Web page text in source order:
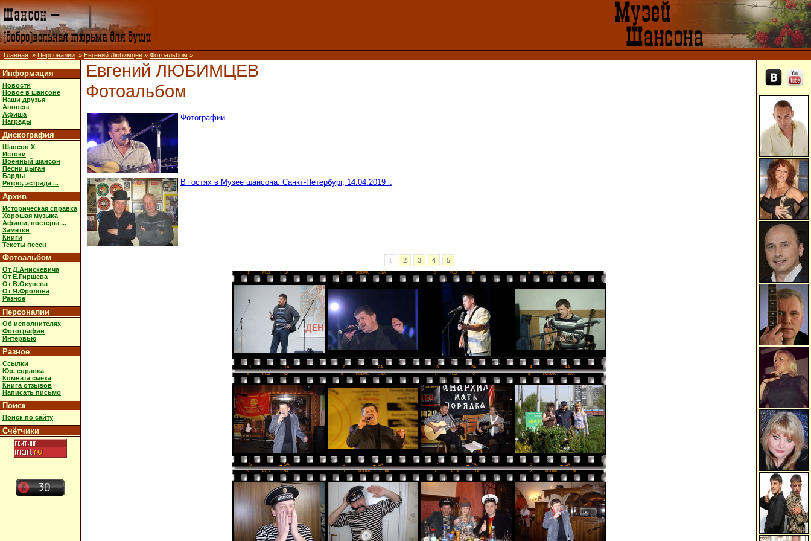
Главная » Персоналии » Евгений Любимцев » Фотоальбом »
Информация
Новости
Новое в шансоне
Наши друзья
Анонсы
Афиша
Награды
Дискография
Шансон X
Истоки
Военный шансон
Песни цыган
Барды
Ретро, эстрада ...
Архив
Историческая справка
Хорошая музыка
Афиши, постеры ...
Заметки
Книги
Тексты песен
Фотоальбом
От Д.Анискевича
От Е.Гиршева
От В.Окунева
От Я.Фролова
Разное
Персоналии
Об исполнителях
Фотографии
Интервью
Разное
Ссылки
Юр. справка
Комната смеха
Книга отзывов
Написать письмо
Поиск
Поиск по сайту
Счётчики
Евгений ЛЮБИМЦЕВ
Фотоальбом
Фотографии
В гостях в Музее шансона. Санкт-Петербург, 14.04.2019 г.
1 2 3 4 5
1 FUJI → 1A 2 KODAK → 2A 3 FUJI → 3A 4 KODAK → 4A
1 → 1A 2 → 2A 3 → 3A 4 → 4A
5 FUJI → 5A 6 KODAK → 6A 7 FUJI → 7A 8 KODAK → 8A
5 → 5A 6 → 6A 7 → 7A 8 → 8A
9 FUJI → 9A 10 KODAK → 10A 11 FUJI → 11A 12 KODAK → 12A